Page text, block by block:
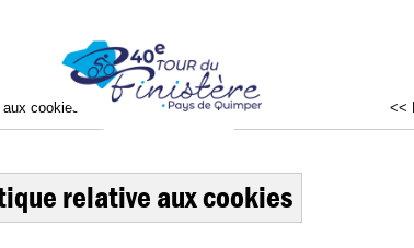
cookies <<
relative aux cookies